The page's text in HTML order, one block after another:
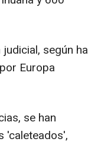
según ha
Europa
se han
'caleteados',